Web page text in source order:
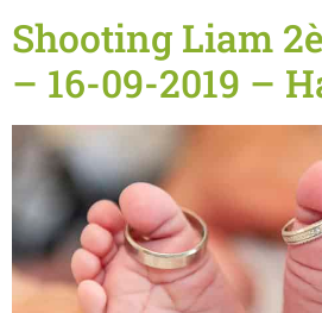
Shooting Liam
– 16-09-2019 –